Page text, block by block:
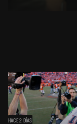
HACE 2 DÍAS